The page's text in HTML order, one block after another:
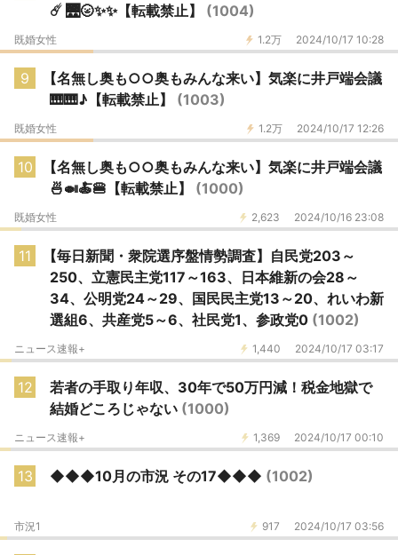
☄️ 🌉🌝✨️✨️【転載禁止】 (1004)
1.2万 2024/10/17 10:28
既婚女性
9
【名無し奥も○○奥もみんな来い】気楽に井戸端会議
🎹🎹♪【転載禁止】 (1003)
1.2万 2024/10/17 12:26
既婚女性
10
【名無し奥も○○奥もみんな来い】気楽に井戸端会議
🍜🍛🍝🍔【転載禁止】 (1000)
2,623 2024/10/16 23:08
既婚女性
11
【毎日新聞・衆院選序盤情勢調査】自民党203～
250、立憲民主党117～163、日本維新の会28～
34、公明党24～29、国民民主党13～20、れいわ新
選組6、共産党5～6、社民党1、参政党0 (1002)
1,440 2024/10/17 03:17
ニュース速報+
12
若者の手取り年収、30年で50万円減！税金地獄で
結婚どころじゃない (1000)
1,369 2024/10/17 00:10
ニュース速報+
13 ◆◆◆10月の市況 その17◆◆◆ (1002)
917 2024/10/17 03:56
市況1